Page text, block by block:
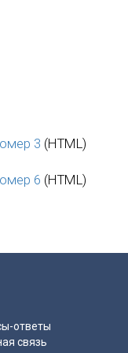
3 (HTML)
6 (HTML)
ответы
связь